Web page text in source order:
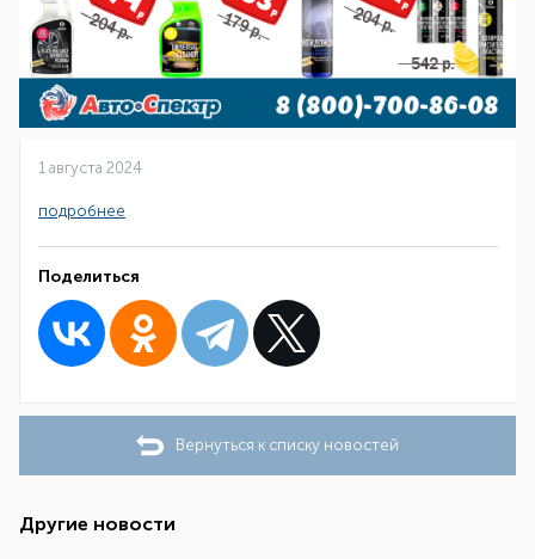
1 августа 2024
подробнее
Поделиться
Вернуться к списку новостей
Другие новости